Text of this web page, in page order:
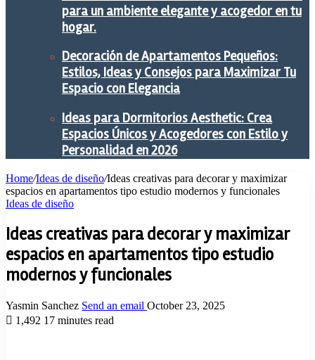
para un ambiente elegante y acogedor en tu
hogar.
Decoración de Apartamentos Pequeños:
Estilos, Ideas y Consejos para Maximizar Tu
Espacio con Elegancia
Ideas para Dormitorios Aesthetic: Crea
Espacios Únicos y Acogedores con Estilo y
Personalidad en 2026
Home/Ideas de diseño/Ideas creativas para decorar y maximizar
espacios en apartamentos tipo estudio modernos y funcionales
Ideas de diseño
Ideas creativas para decorar y maximizar
espacios en apartamentos tipo estudio
modernos y funcionales
Yasmin Sanchez Send an email October 23, 2025
1,492 17 minutes read